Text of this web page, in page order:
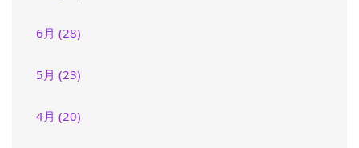
6月 (28)
5月 (23)
4月 (20)